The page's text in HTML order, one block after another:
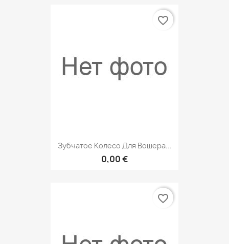
Зубчатое Колесо Для Вошера...
0,00 €
favorite_border
favorite_border